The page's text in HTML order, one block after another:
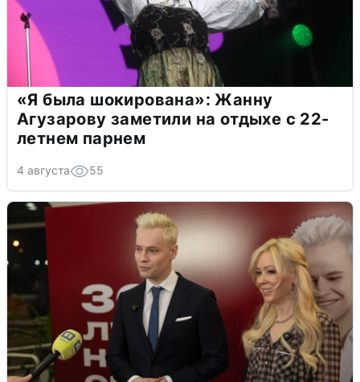
«Я была шокирована»: Жанну
Агузарову заметили на отдыхе с 22-
летнем парнем
4 августа 55